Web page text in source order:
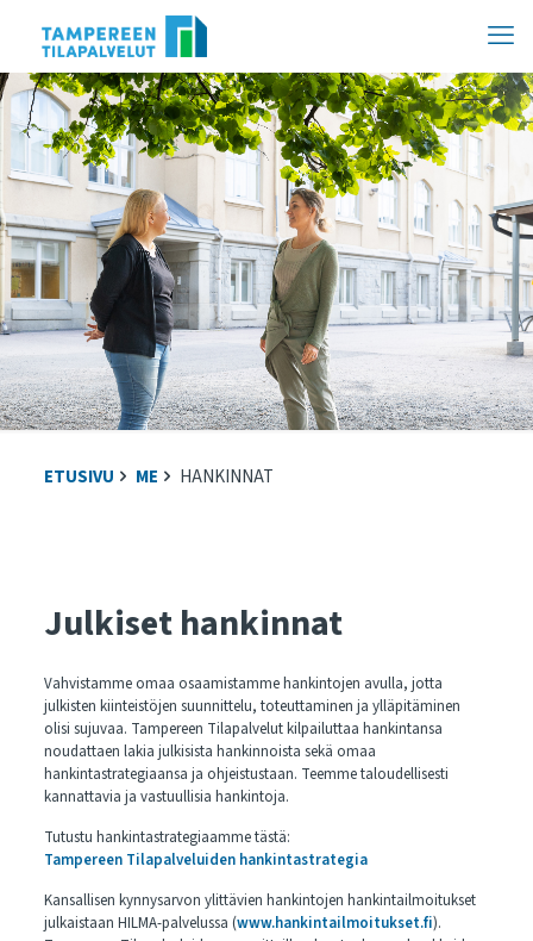
sisältöön
ETUSIVU ME HANKINNAT
Julkiset hankinnat
Vahvistamme omaa osaamistamme hankintojen avulla, jotta
julkisten kiinteistöjen suunnittelu, toteuttaminen ja ylläpitäminen
olisi sujuvaa. Tampereen Tilapalvelut kilpailuttaa hankintansa
noudattaen lakia julkisista hankinnoista sekä omaa
hankintastrategiaansa ja ohjeistustaan. Teemme taloudellisesti
kannattavia ja vastuullisia hankintoja.
Tutustu hankintastrategiaamme tästä:
Tampereen Tilapalveluiden hankintastrategia
Kansallisen kynnysarvon ylittävien hankintojen hankintailmoitukset
julkaistaan HILMA-palvelussa (www.hankintailmoitukset.fi).